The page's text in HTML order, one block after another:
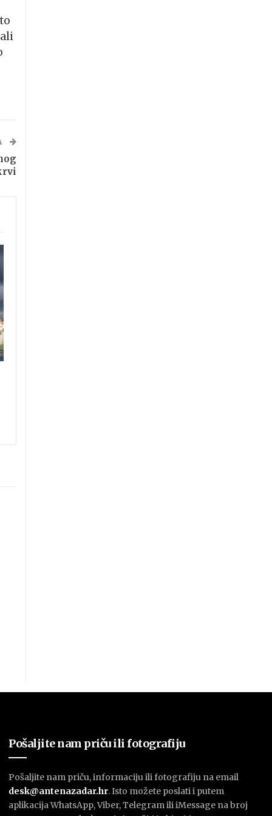
Pošaljite nam priču ili fotografiju
Pošaljite nam priču, informaciju ili fotografiju na email
desk@antenazadar.hr. Isto možete poslati i putem
aplikacija WhatsApp, Viber, Telegram ili iMessage na broj